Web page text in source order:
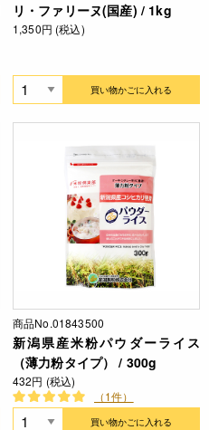
リ・ファリーヌ(国産) / 1kg
1,350円 (税込)
買い物かごに入れる
商品No.01843500
新潟県産米粉パウダーライス
（薄力粉タイプ） / 300g
432円 (税込)
（1件）
買い物かごに入れる